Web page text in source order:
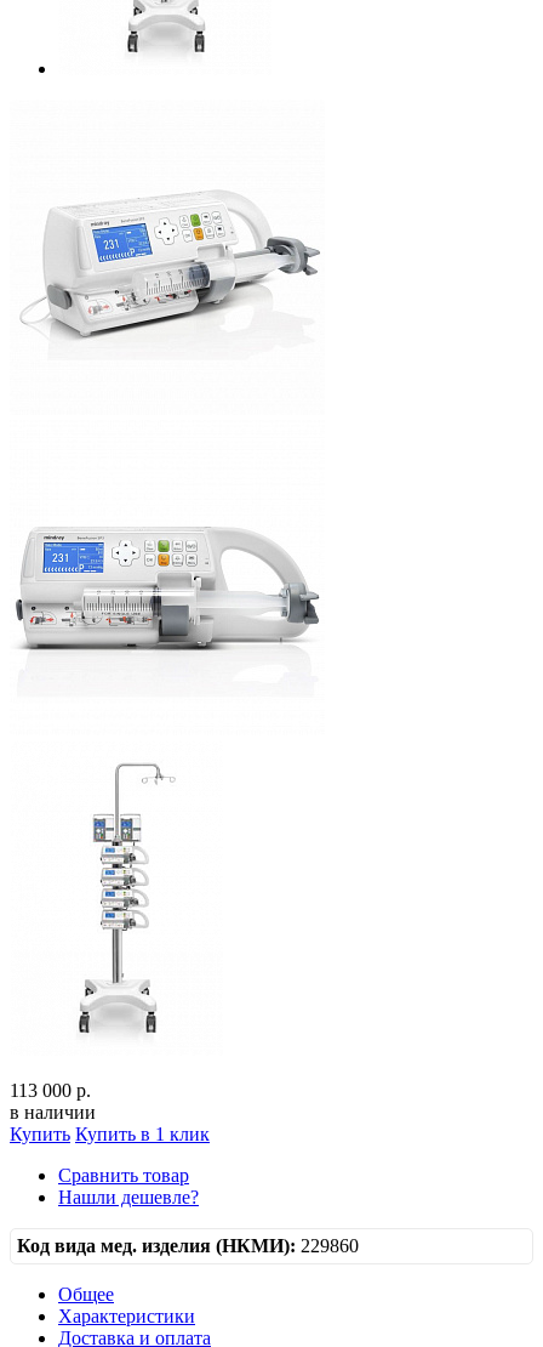
113 000 р.
в наличии
Купить Купить в 1 клик
Сравнить товар
Нашли дешевле?
Код вида мед. изделия (НКМИ): 229860
Общее
Характеристики
Доставка и оплата